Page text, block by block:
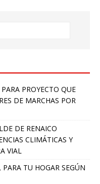
PROYECTO QUE
DE MARCHAS POR
DE RENAICO
CLIMÁTICAS Y
VIAL
TU HOGAR SEGÚN